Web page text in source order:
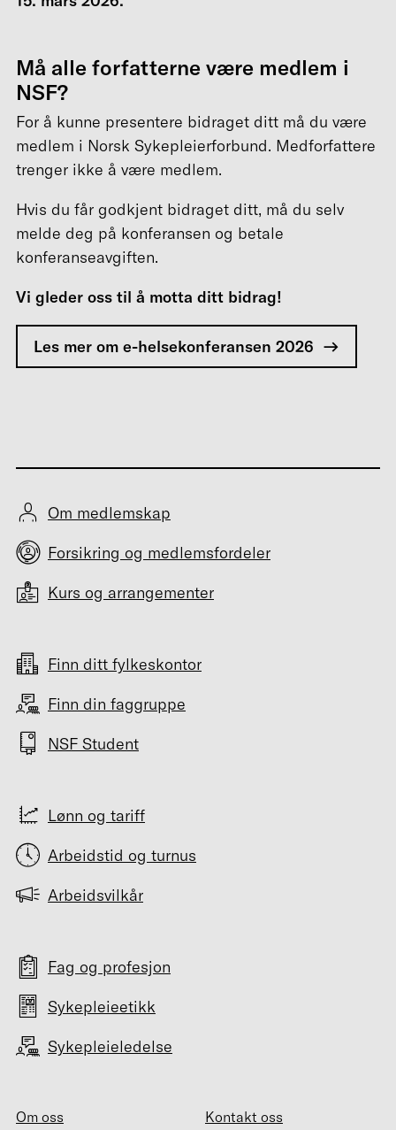
Må alle forfatterne være medlem i
NSF?
For å kunne presentere bidraget ditt må du være
medlem i Norsk Sykepleierforbund. Medforfattere
trenger ikke å være medlem.
Hvis du får godkjent bidraget ditt, må du selv
melde deg på konferansen og betale
konferanseavgiften.
Vi gleder oss til å motta ditt bidrag!
Les mer om e-helsekonferansen 2026
Om medlemskap
Forsikring og medlemsfordeler
Kurs og arrangementer
Finn ditt fylkeskontor
Finn din faggruppe
NSF Student
Lønn og tariff
Arbeidstid og turnus
Arbeidsvilkår
Fag og profesjon
Sykepleieetikk
Sykepleieledelse
Om oss
Kontakt oss